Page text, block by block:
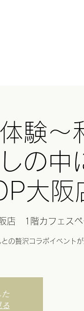
験〜
の中
大阪
店 1階カフェスペ
の贅沢コラボイベント
た